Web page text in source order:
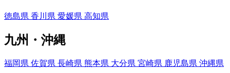
徳島県 香川県 愛媛県 高知県
九州・沖縄
福岡県 佐賀県 長崎県 熊本県 大分県 宮崎県 鹿児島県 沖縄県